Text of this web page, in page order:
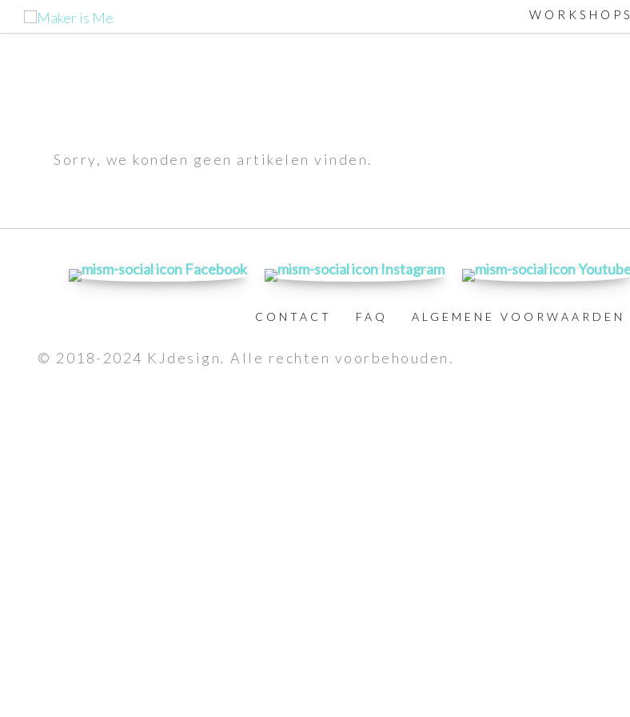
WORKSHOPS
Sorry, we konden geen artikelen vinden.
CONTACT FAQ ALGEMENE VOORWAARDEN
© 2018-2024 KJdesign. Alle rechten voorbehouden.